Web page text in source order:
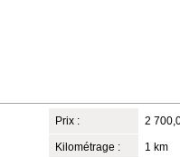
Prix : 2
Kilométrage : 1 km